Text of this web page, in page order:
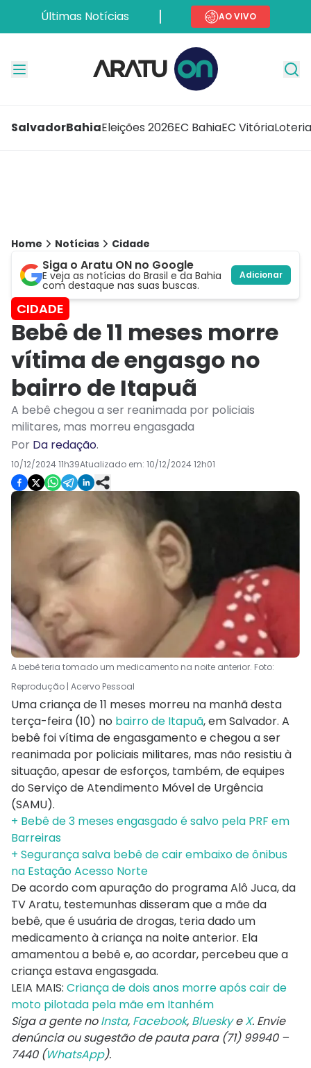
Últimas Notícias AO VIVO
SalvadorBahiaEleições 2026EC BahiaEC Vitória
Home Notícias Cidade
Siga o Aratu ON no Google
E veja as notícias do Brasil e da Bahia
com destaque nas suas buscas.
Adicionar
CIDADE
Bebê de 11 meses morre
vítima de engasgo no
bairro de Itapuã
A bebê chegou a ser reanimada por policiais
militares, mas morreu engasgada
Por Da redação.
10/12/2024 11h39Atualizado em: 10/12/2024 12h01
A bebê teria tomado um medicamento na noite anterior. Foto:
Reprodução | Acervo Pessoal
Uma criança de 11 meses morreu na manhã desta
terça-feira (10) no bairro de Itapuã, em Salvador. A
bebê foi vítima de engasgamento e chegou a ser
reanimada por policiais militares, mas não resistiu à
situação, apesar de esforços, também, de equipes
do Serviço de Atendimento Móvel de Urgência
(SAMU).
+ Bebê de 3 meses engasgado é salvo pela PRF em
Barreiras
+ Segurança salva bebê de cair embaixo de ônibus
na Estação Acesso Norte
De acordo com apuração do programa Alô Juca, da
TV Aratu, testemunhas disseram que a mãe da
bebê, que é usuária de drogas, teria dado um
medicamento à criança na noite anterior. Ela
amamentou a bebê e, ao acordar, percebeu que a
criança estava engasgada.
LEIA MAIS: Criança de dois anos morre após cair de
moto pilotada pela mãe em Itanhém
Siga a gente noInsta, Facebook, BlueskyeX. Envie
denúncia ou sugestão de pauta para (71) 99940 –
7440 (WhatsApp).